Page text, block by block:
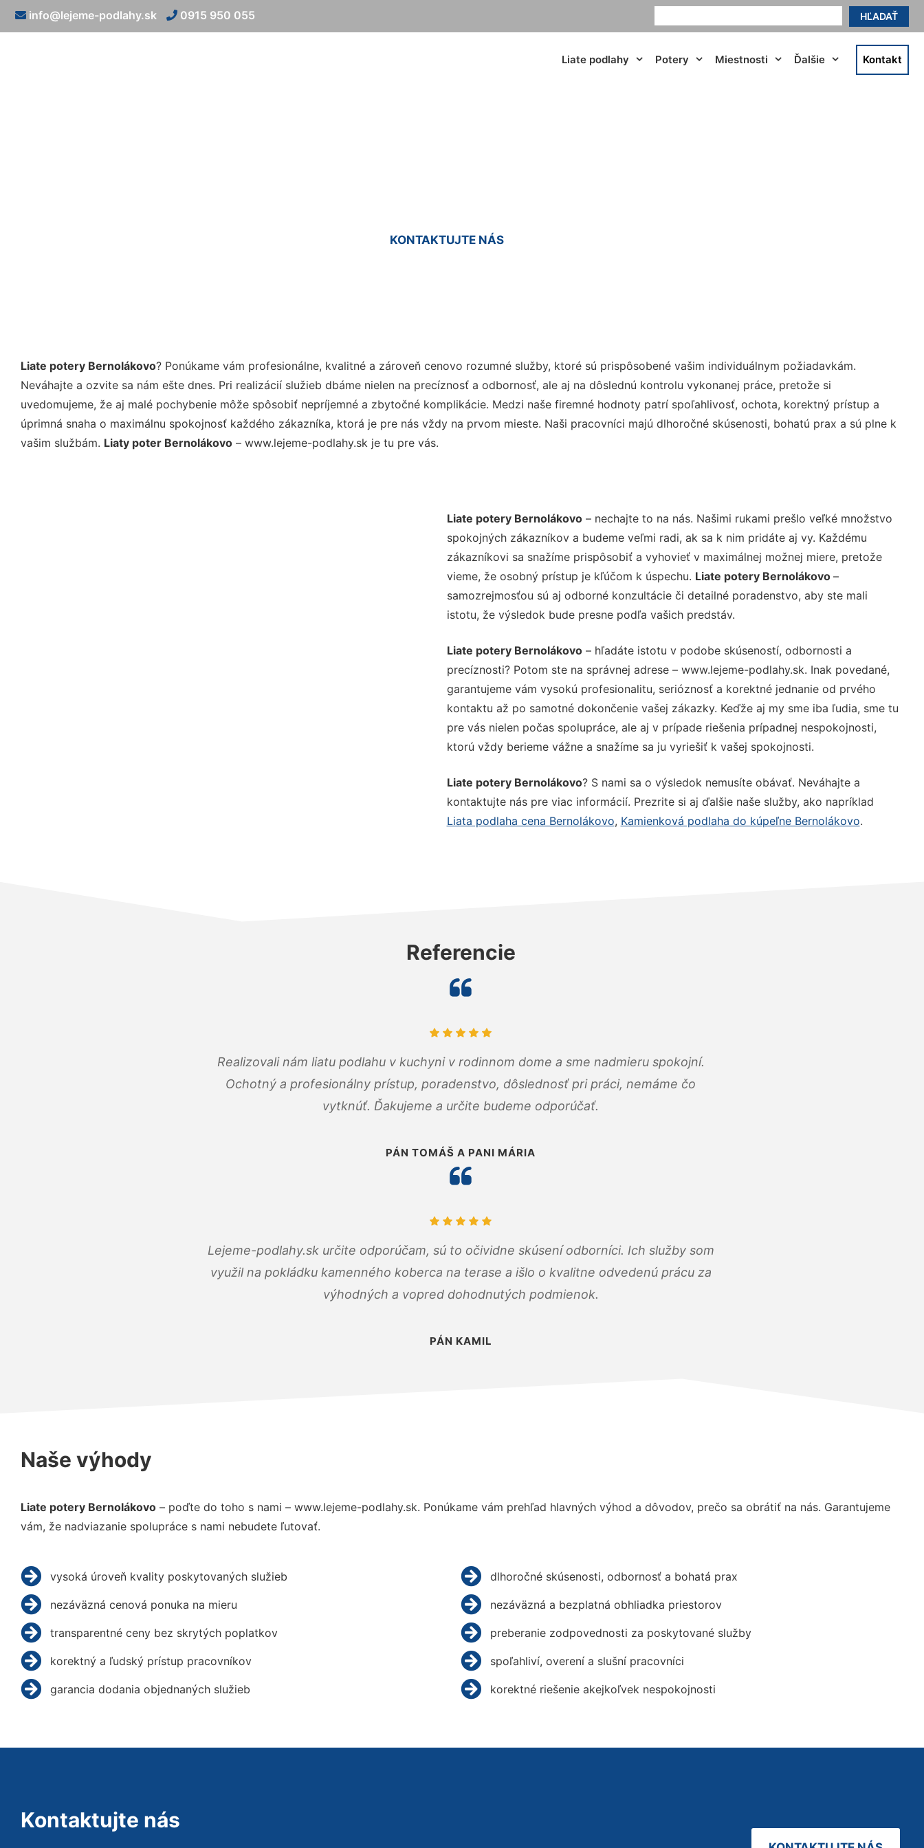
HĽADAŤ
info@lejeme-podlahy.sk 0915 950 055
Liate podlahy Potery Miestnosti Ďalšie Kontakt
KONTAKTUJTE NÁS
Liate potery Bernolákovo? Ponúkame vám profesionálne, kvalitné a zároveň cenovo rozumné služby, ktoré sú prispôsobené vašim individuálnym požiadavkám.
Neváhajte a ozvite sa nám ešte dnes. Pri realizácií služieb dbáme nielen na precíznosť a odbornosť, ale aj na dôslednú kontrolu vykonanej práce, pretože si
uvedomujeme, že aj malé pochybenie môže spôsobiť nepríjemné a zbytočné komplikácie. Medzi naše firemné hodnoty patrí spoľahlivosť, ochota, korektný prístup a
úprimná snaha o maximálnu spokojnosť každého zákazníka, ktorá je pre nás vždy na prvom mieste. Naši pracovníci majú dlhoročné skúsenosti, bohatú prax a sú plne k
vašim službám. Liaty poter Bernolákovo – www.lejeme-podlahy.sk je tu pre vás.
Liate potery Bernolákovo– nechajte to na nás. Našimi rukami prešlo veľké množstvo
spokojných zákazníkov a budeme veľmi radi, ak sa k nim pridáte aj vy. Každému
zákazníkovi sa snažíme prispôsobiť a vyhovieť v maximálnej možnej miere, pretože
vieme, že osobný prístup je kľúčom k úspechu. Liate potery Bernolákovo –
samozrejmosťou sú aj odborné konzultácie či detailné poradenstvo, aby ste mali
istotu, že výsledok bude presne podľa vašich predstáv.
Liate potery Bernolákovo– hľadáte istotu v podobe skúseností, odbornosti a
precíznosti? Potom ste na správnej adrese – www.lejeme-podlahy.sk. Inak povedané,
garantujeme vám vysokú profesionalitu, serióznosť a korektné jednanie od prvého
kontaktu až po samotné dokončenie vašej zákazky. Keďže aj my sme iba ľudia, sme tu
pre vás nielen počas spolupráce, ale aj v prípade riešenia prípadnej nespokojnosti,
ktorú vždy berieme vážne a snažíme sa ju vyriešiť k vašej spokojnosti.
Liate potery Bernolákovo? S nami sa o výsledok nemusíte obávať. Neváhajte a
kontaktujte nás pre viac informácií. Prezrite si aj ďalšie naše služby, ako napríklad
Liata podlaha cena Bernolákovo, Kamienková podlaha do kúpeľne Bernolákovo.
Referencie
Realizovali nám liatu podlahu v kuchyni v rodinnom dome a sme nadmieru spokojní.
Ochotný a profesionálny prístup, poradenstvo, dôslednosť pri práci, nemáme čo
vytknúť. Ďakujeme a určite budeme odporúčať.
PÁN TOMÁŠ A PANI MÁRIA
Lejeme-podlahy.sk určite odporúčam, sú to očividne skúsení odborníci. Ich služby som
využil na pokládku kamenného koberca na terase a išlo o kvalitne odvedenú prácu za
výhodných a vopred dohodnutých podmienok.
PÁN KAMIL
Naše výhody
Liate potery Bernolákovo – poďte do toho s nami – www.lejeme-podlahy.sk. Ponúkame vám prehľad hlavných výhod a dôvodov, prečo sa obrátiť na nás. Garantujeme
vám, že nadviazanie spolupráce s nami nebudete ľutovať.
vysoká úroveň kvality poskytovaných služieb
nezáväzná cenová ponuka na mieru
transparentné ceny bez skrytých poplatkov
korektný a ľudský prístup pracovníkov
garancia dodania objednaných služieb
dlhoročné skúsenosti, odbornosť a bohatá prax
nezáväzná a bezplatná obhliadka priestorov
preberanie zodpovednosti za poskytované služby
spoľahliví, overení a slušní pracovníci
korektné riešenie akejkoľvek nespokojnosti
Kontaktujte nás